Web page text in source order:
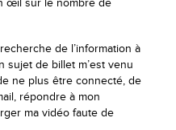
œil sur le nombre de
de l’information à
sujet de billet m’est venu
ne plus être connecté, de
répondre à mon
ma vidéo faute de